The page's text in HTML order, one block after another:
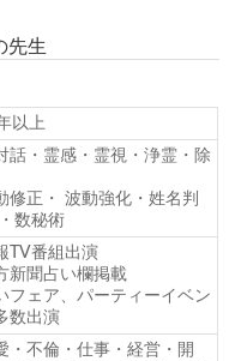
先生
以上
話・霊感・霊視・浄霊・除
修正・ 波動強化・姓名判
数秘術
TV番組出演
新聞占い欄掲載
フェア、パーティーイベン
数出演
・不倫・仕事・経営・開